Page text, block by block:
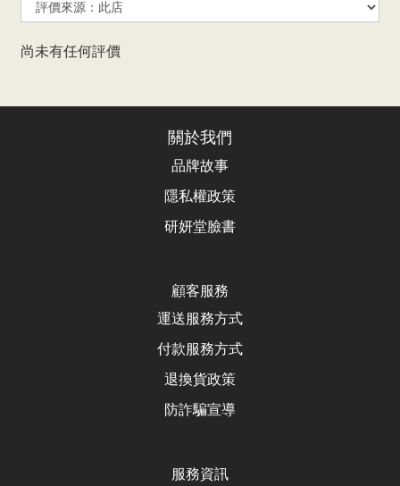
尚未有任何評價
關於我們
品牌故事
隱私權政策
研妍堂臉書
顧客服務
運送服務方式
付款服務方式
退換貨政策
防詐騙宣導
服務資訊